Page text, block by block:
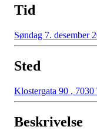
Tid
Søndag 7. desember
Sted
Klostergata 90 , 7030
Beskrivelse